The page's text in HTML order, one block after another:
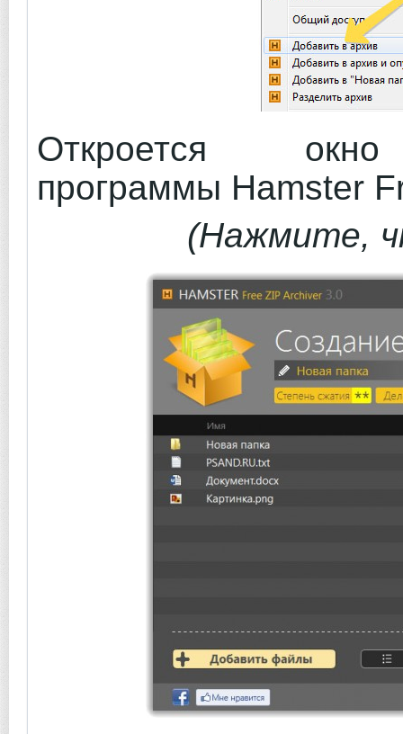
Откроется
программы Hamster
(Нажмите,